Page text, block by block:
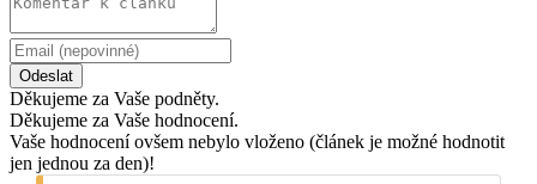
Odeslat
Děkujeme za Vaše podněty.
Děkujeme za Vaše hodnocení.
Vaše hodnocení ovšem nebylo vloženo (článek je možné hodnotit
jen jednou za den)!